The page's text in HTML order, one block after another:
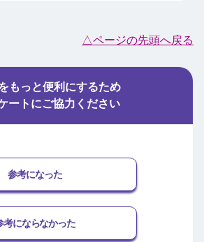
△ページの先頭へ戻る
もっと便利にするため
ートにご協力ください
参考になった
考にならなかった